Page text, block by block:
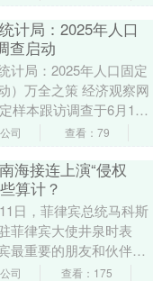
计局：2025年人口
查启动
计局：2025年人口固定
）万全之策 经济观察网
样本跟访调查于6月1日
查可以为加强人口统计
司 查看：79
海接连上演“侵权
算计？
日，菲律宾总统马科斯
菲律宾大使井泉时表
最重要的朋友和伙伴之
关系的例外，而非常
司 查看：175